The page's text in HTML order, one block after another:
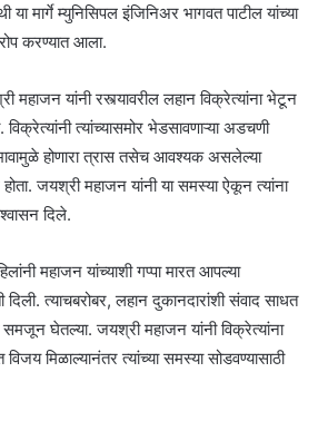
या मार्गे म्युनिसिपल इंजिनिअर भागवत पाटील यांच्या
करण्यात आला.
महाजन यांनी रस्त्यावरील लहान विक्रेत्यांना भेटून
त्यांच्यासमोर भेडसावणाऱ्या अडचणी
होणारा त्रास तसेच आवश्यक असलेल्या
जयश्री महाजन यांनी या समस्या ऐकून त्यांना
दिले.
महाजन यांच्याशी गप्पा मारत आपल्या
दिली. त्याचबरोबर, लहान दुकानदारांशी संवाद साधत
समजून घेतल्या. जयश्री महाजन यांनी विक्रेत्यांना
मिळाल्यानंतर त्यांच्या समस्या सोडवण्यासाठी